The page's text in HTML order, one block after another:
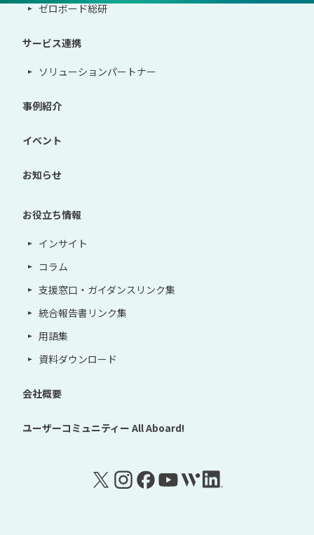
ゼロボード総研
サービス連携
ソリューションパートナー
事例紹介
イベント
お知らせ
お役立ち情報
インサイト
コラム
支援窓口・ガイダンスリンク集
統合報告書リンク集
用語集
資料ダウンロード
会社概要
ユーザーコミュニティー All Aboard!